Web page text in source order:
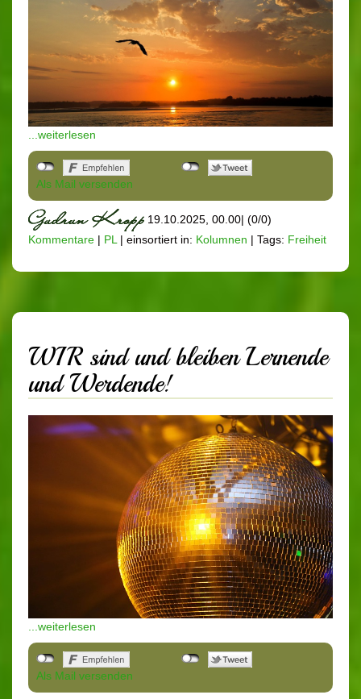
...weiterlesen
Als Mail versenden
19.10.2025, 00.00| (0/0)
Kommentare | PL | einsortiert in: Kolumnen | Tags: Freiheit
WIR sind und bleiben Lernende
und Werdende!
...weiterlesen
Als Mail versenden